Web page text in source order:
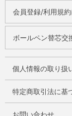
会員登録/利用規
ボールペン替芯交
個人情報の取り扱
特定商取引法に基
お問い合わせ